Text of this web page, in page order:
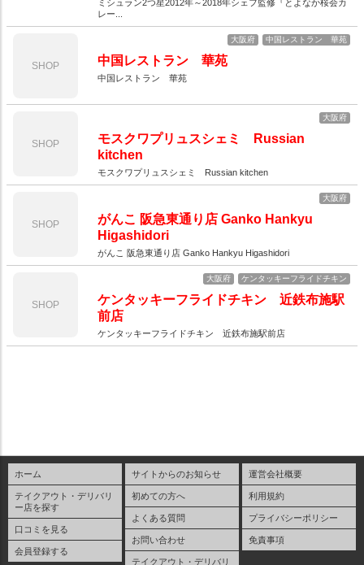
ミシュラン2つ星2012年～2018年シェフ監修『とよなか桜会カ
レー...
SHOP
大阪府 中国レストラン 華苑
中国レストラン 華苑
中国レストラン 華苑
SHOP
大阪府
モスクワプリュスシェミ Russian
kitchen
モスクワプリュスシェミ Russian kitchen
SHOP
大阪府
がんこ 阪急東通り店 Ganko Hankyu
Higashidori
がんこ 阪急東通り店 Ganko Hankyu Higashidori
SHOP
大阪府 ケンタッキーフライドチキン
ケンタッキーフライドチキン 近鉄布施駅
前店
ケンタッキーフライドチキン 近鉄布施駅前店
ホーム
テイクアウト・デリバリ
ー店を探す
口コミを見る
会員登録する
サイトからのお知らせ
初めての方へ
よくある質問
お問い合わせ
テイクアウト・デリバリ
運営会社概要
利用規約
プライバシーポリシー
免責事項